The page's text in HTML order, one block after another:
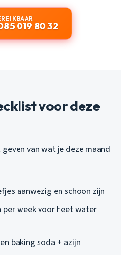
019 80 32
voor deze
van wat je deze maand
aanwezig en schoon zijn
per week voor heet water
baking soda + azijn